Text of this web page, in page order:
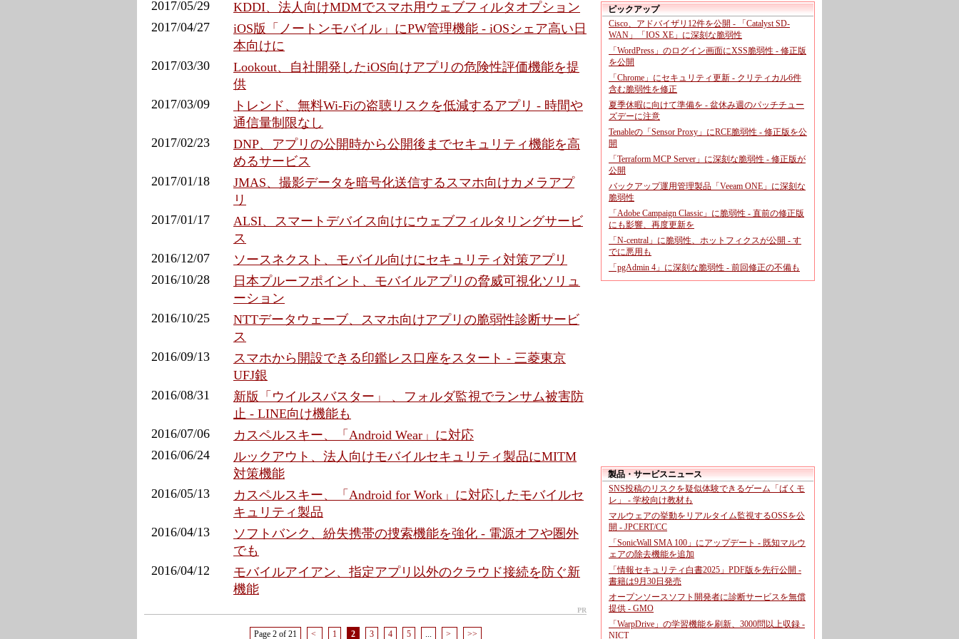
2017/05/29
KDDI、法人向けMDMでスマホ用ウェブフィルタオプション
2017/04/27
iOS版「ノートンモバイル」にPW管理機能 - iOSシェア高い日
本向けに
2017/03/30
Lookout、自社開発したiOS向けアプリの危険性評価機能を提
供
2017/03/09
トレンド、無料Wi-Fiの盗聴リスクを低減するアプリ - 時間や
通信量制限なし
2017/02/23
DNP、アプリの公開時から公開後までセキュリティ機能を高
めるサービス
2017/01/18
JMAS、撮影データを暗号化送信するスマホ向けカメラアプ
リ
2017/01/17
ALSI、スマートデバイス向けにウェブフィルタリングサービ
ス
2016/12/07
ソースネクスト、モバイル向けにセキュリティ対策アプリ
2016/10/28
日本プルーフポイント、モバイルアプリの脅威可視化ソリュ
ーション
2016/10/25
NTTデータウェーブ、スマホ向けアプリの脆弱性診断サービ
ス
2016/09/13
スマホから開設できる印鑑レス口座をスタート - 三菱東京
UFJ銀
2016/08/31
新版「ウイルスバスター」 、フォルダ監視でランサム被害防
止 - LINE向け機能も
2016/07/06
カスペルスキー、「Android Wear」に対応
2016/06/24
ルックアウト、法人向けモバイルセキュリティ製品にMITM
対策機能
2016/05/13
カスペルスキー、「Android for Work」に対応したモバイルセ
キュリティ製品
2016/04/13
ソフトバンク、紛失携帯の捜索機能を強化 - 電源オフや圏外
でも
2016/04/12
モバイルアイアン、指定アプリ以外のクラウド接続を防ぐ新
機能
PR
Page 2 of 21 < 1 2 3 4 5 ... > >>
ピックアップ
Cisco、アドバイザリ12件を公開 - 「Catalyst SD-
WAN」「IOS XE」に深刻な脆弱性
「WordPress」のログイン画面にXSS脆弱性 - 修正版
を公開
「Chrome」にセキュリティ更新 - クリティカル6件
含む脆弱性を修正
夏季休暇に向けて準備を - 盆休み週のパッチチュー
ズデーに注意
Tenableの「Sensor Proxy」にRCE脆弱性 - 修正版を公
開
「Terraform MCP Server」に深刻な脆弱性 - 修正版が
公開
バックアップ運用管理製品「Veeam ONE」に深刻な
脆弱性
「Adobe Campaign Classic」に脆弱性 - 直前の修正版
にも影響、再度更新を
「N-central」に脆弱性、ホットフィクスが公開 - す
でに悪用も
「pgAdmin 4」に深刻な脆弱性 - 前回修正の不備も
製品・サービスニュース
SNS投稿のリスクを疑似体験できるゲーム「ばくモ
レ」 - 学校向け教材も
マルウェアの挙動をリアルタイム監視するOSSを公
開 - JPCERT/CC
「SonicWall SMA 100」にアップデート - 既知マルウ
ェアの除去機能を追加
「情報セキュリティ白書2025」PDF版を先行公開 -
書籍は9月30日発売
オープンソースソフト開発者に診断サービスを無償
提供 - GMO
「WarpDrive」の学習機能を刷新、3000問以上収録 -
NICT